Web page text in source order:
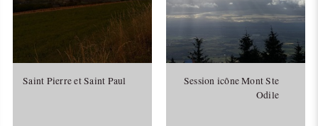
Saint Pierre et Saint Paul
Session icône Mont Ste
Odile